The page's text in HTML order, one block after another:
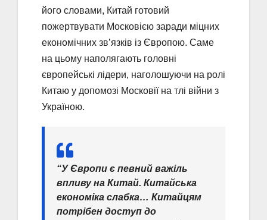
його словами, Китай готовий
пожертвувати Московією заради міцних
економічних зв’язків із Європою. Саме
на цьому наполягають головні
європейські лідери, наголошуючи на ролі
Китаю у допомозі Московії на тлі війни з
Україною.
“У Європи є певний важіль
впливу на Китай. Китайська
економіка слабка… Китайцям
потрібен доступ до